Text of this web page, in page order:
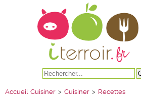
Accueil Cuisiner > Cuisiner > Recettes